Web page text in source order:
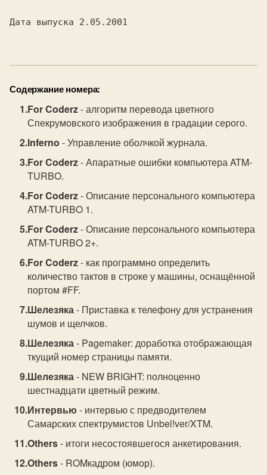
Дата выпуска 2.05.2001
Содержание номера:
For Coderz- алгоритм перевода цветного
Спекрумовского изображения в градации серого.
Inferno - Управление оболчкой журнала.
For Coderz- Апаратные ошибки компьютера ATM-
TURBO.
For Coderz- Описание персонального компьютера
ATM-TURBO 1.
For Coderz- Описание персонального компьютера
ATM-TURBO 2+.
For Coderz- как программно определить
количество тактов в строке у машины, оснащённой
портом #FF.
Шелезяка- Приставка к телефону для устранения
шумов и щелчков.
Шелезяка- Pagemaker: доработка отображающая
ткущий номер страницы памяти.
Шелезяка- NEW BRIGHT: полноценно
шестнадцати цветный режим.
Интервью - интервью с предводителем
Самарских спектрумистов Unbel!ver/XTM.
Others- итоги несостоявшегося анкетирования.
Others- ROMкадром (юмор).